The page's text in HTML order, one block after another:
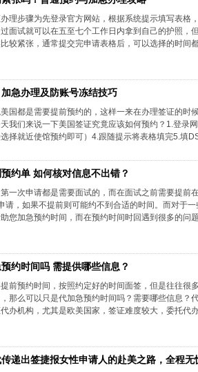
理步骤为先登录官方网站，根据系统提示填写表格
面试就可以在五至七个工作日内拿到自己的护照，
较紧张，通常提交完申请表格后，可以选择的时间
急办理及防账号冻结技巧
国都是需要提前预约的，这样一来在办理签证的时
我们来说一下美国签证究竟应该如何预约？1.登录
择就近使馆预约即可）4.跟随提示将表格填完5.填
约单 如何核对信息不出错？
一次申请都是需要面试的，而在面试之前需要提前
请，如果不提前则可能约不到合适的时间。而对于
您加急预约时间，而在预约时间时回遇到很多的问
约时间吗 需提供哪些信息？
前预约时间，按照约定好的时间面签，但是往往很
那么可以只是代加急预约时间吗？需要哪些信息？
办机构，尤其是欧美国家，签证难度较大，委托代
递出签捷报女性申请人的赴美之路，全程无